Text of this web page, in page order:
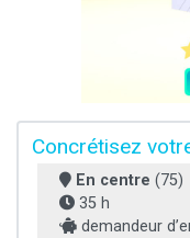
Concrétisez
En centre (75)
35 h
demandeur